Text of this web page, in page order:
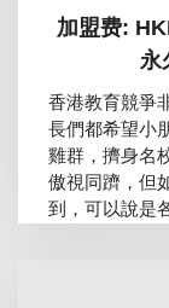
加盟费:
永
香港教育競爭
長們都希望小
雞群，擠身名
傲視同躋，但
到，可以說是